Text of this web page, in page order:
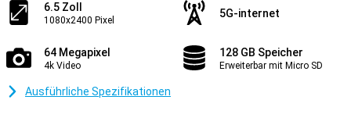
6.5 Zoll
1080x2400 Pixel
5G-internet
64 Megapixel
4k Video
128 GB Speicher
Erweiterbar mit Micro SD
Ausführliche Spezifikationen